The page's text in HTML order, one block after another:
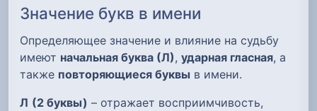
Значение букв в имени
Определяющее значение и влияние на судьбу
имеют начальная буква (Л), ударная гласная, а
также повторяющиеся буквы в имени.
Л (2 буквы) – отражает восприимчивость,